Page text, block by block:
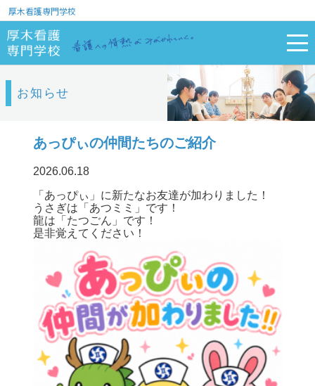
厚木看護専門学校
お知らせ
あっぴぃの仲間たちのご紹介
2026.06.18
「あっぴぃ」に新たなお友達が加わりました！
うさぎは「あつミミ」です！
龍は「たつごん」です！
是非覚えてください！